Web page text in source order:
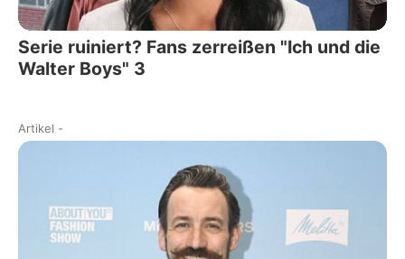
Serie ruiniert? Fans zerreißen "Ich und die
Walter Boys" 3
Artikel -